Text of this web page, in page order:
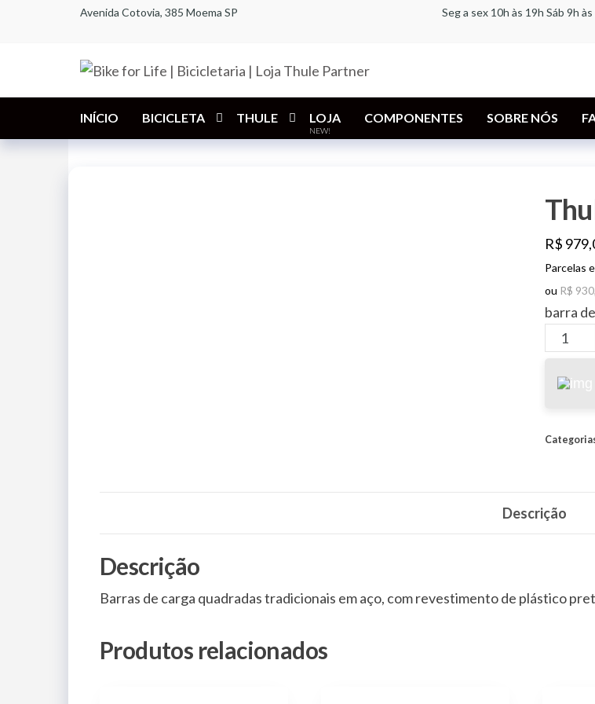
Avenida Cotovia, 385 Moema SP Seg a sex 10h às 19h Sáb 9h
Bicicletaria
| Loja Thule
Partner
componentes,
racks,
transbikes e
acessórios
INÍCIO BICICLETA THULE LOJA
NEW!
COMPONENTES SOBRE NÓS
R$
Parcelas
ou R$
barra
Thule
Descrição
Descrição
Barras de carga quadradas tradicionais em aço, com revestimento de plástico
Produtos relacionados